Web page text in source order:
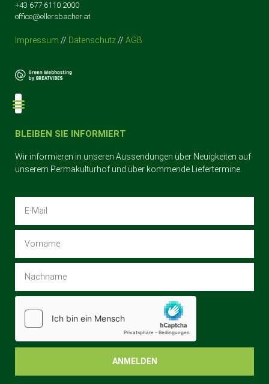
+43 677 6110 2000
office@ellersbacher.at
Impressum // Datenschutz // AGB
BLEIBEN SIE INFORMIERT
Wir informieren in unseren Aussendungen über Neuigkeiten auf
unserem Permakulturhof und über kommende Liefertermine.
ANMELDEN